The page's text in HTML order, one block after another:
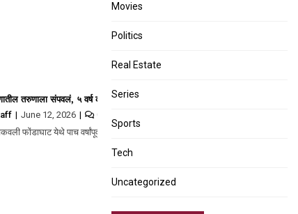
थाई राजकुमारीचे ४७ व्या वर्षी निधन
तरुणाला संपवलं, ५ वर्ष कोणालाच पत्ता नाही; पण दारुच्या नशेत एकाने तोंड उघडताच
June 12, 2026 0
फोंडाघाट येथे पाच वर्षांपूर्वी आढळलेल्या मृतदेह हा…
Movies
Politics
Real Estate
Series
Sports
Tech
Uncategorized